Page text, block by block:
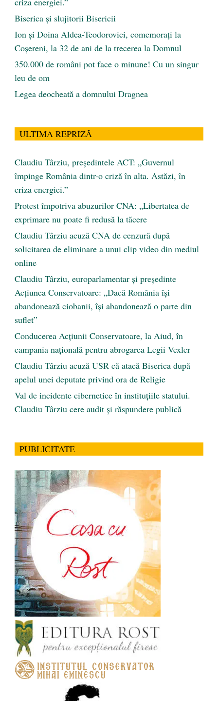
Biserica și slujitorii Bisericii
Ion și Doina Aldea-Teodorovici, comemorați la
Coșereni, la 32 de ani de la trecerea la Domnul
350.000 de români pot face o minune! Cu un singur
leu de om
Legea deocheată a domnului Dragnea
ULTIMA REPRIZĂ
Claudiu Târziu, președintele ACT: „Guvernul
împinge România dintr-o criză în alta. Astăzi, în
criza energiei.”
Protest împotriva abuzurilor CNA: „Libertatea de
exprimare nu poate fi redusă la tăcere
Claudiu Târziu acuză CNA de cenzură după
solicitarea de eliminare a unui clip video din mediul
online
Claudiu Târziu, europarlamentar și președinte
Acțiunea Conservatoare: „Dacă România își
abandonează ciobanii, își abandonează o parte din
suflet”
Conducerea Acțiunii Conservatoare, la Aiud, în
campania națională pentru abrogarea Legii Vexler
Claudiu Târziu acuză USR că atacă Biserica după
apelul unei deputate privind ora de Religie
Val de incidente cibernetice în instituțiile statului.
Claudiu Târziu cere audit și răspundere publică
PUBLICITATE